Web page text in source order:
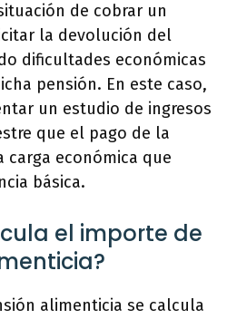
de cobrar un
la devolución del
dificultades económicas
pensión. En este caso,
un estudio de ingresos
que el pago de la
carga económica que
básica.
el importe de
alimenticia se calcula